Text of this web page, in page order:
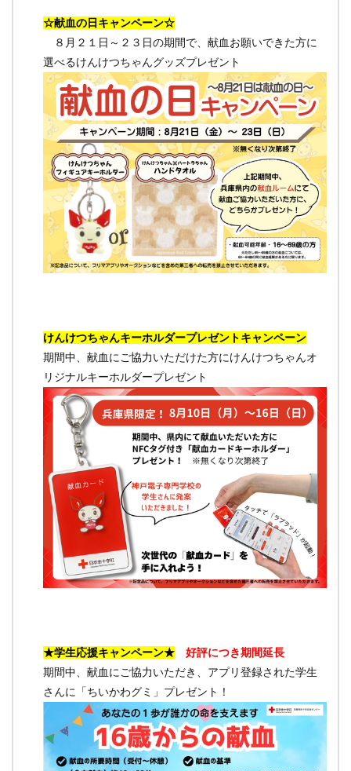
☆献血の日キャンペーン☆
８月２１日～２３日の期間で、献血お願いできた方に
選べるけんけつちゃんグッズプレゼント
けんけつちゃんキーホルダープレゼントキャンペーン
期間中、献血にご協力いただけた方にけんけつちゃんオ
リジナルキーホルダープレゼント
★学生応援キャンペーン★ 好評につき期間延長
期間中、献血にご協力いただき、アプリ登録された学生
さんに「ちいかわグミ」プレゼント！